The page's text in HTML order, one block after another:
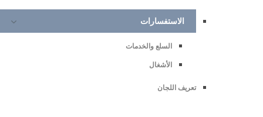
الاستفسارات
السلع والخدمات
الأشغال
تعريف اللجان